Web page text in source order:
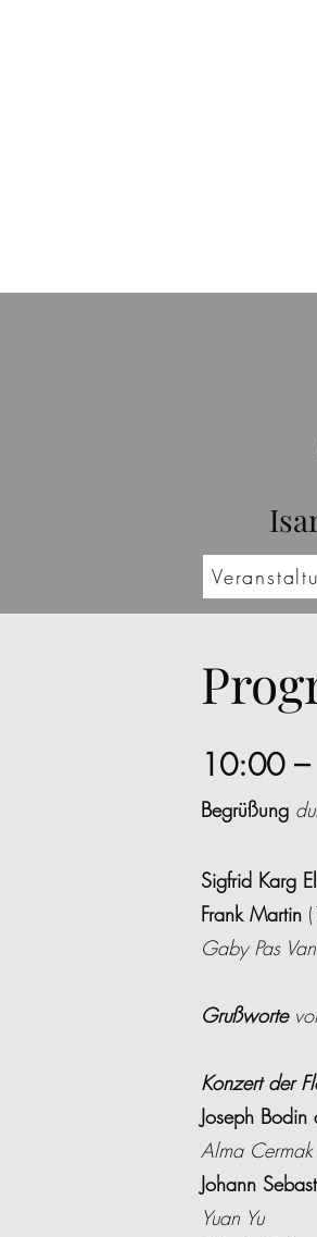
10:00 –
Begrüßung
Sigfrid Karg
Frank Martin
Gaby Pas
Grußworte
Konzert der
Joseph Bodin
Alma
Johann
Yuan Yu